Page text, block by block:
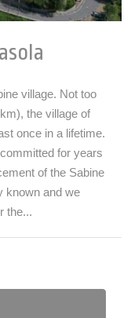
village. Not too
the village of
once in a lifetime.
for years
of the Sabine
known and we
the...